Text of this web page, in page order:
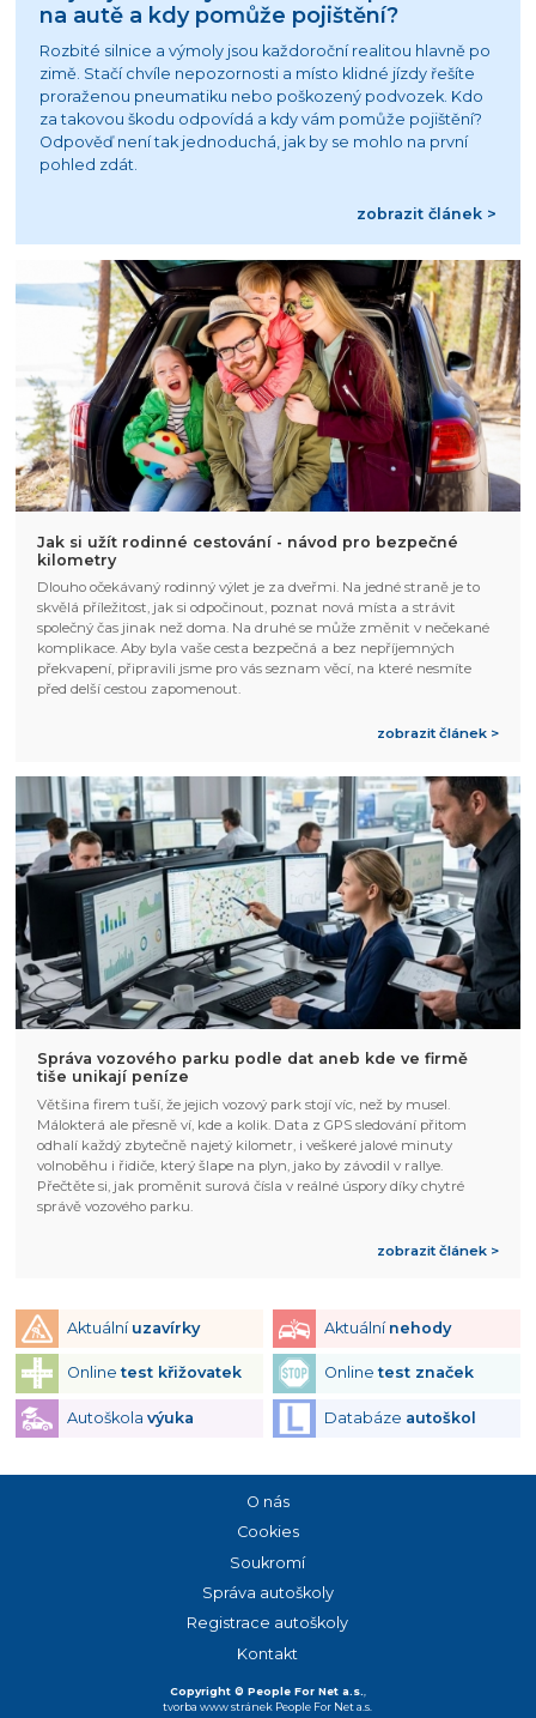
na autě a kdy pomůže pojištění?
Rozbité silnice a výmoly jsou každoroční realitou hlavně po
zimě. Stačí chvíle nepozornosti a místo klidné jízdy řešíte
proraženou pneumatiku nebo poškozený podvozek. Kdo
za takovou škodu odpovídá a kdy vám pomůže pojištění?
Odpověď není tak jednoduchá, jak by se mohlo na první
pohled zdát.
zobrazit článek >
Jak si užít rodinné cestování - návod pro bezpečné
kilometry
Dlouho očekávaný rodinný výlet je za dveřmi. Na jedné straně je to
skvělá příležitost, jak si odpočinout, poznat nová místa a strávit
společný čas jinak než doma. Na druhé se může změnit v nečekané
komplikace. Aby byla vaše cesta bezpečná a bez nepříjemných
překvapení, připravili jsme pro vás seznam věcí, na které nesmíte
před delší cestou zapomenout.
zobrazit článek >
Správa vozového parku podle dat aneb kde ve firmě
tiše unikají peníze
Většina firem tuší, že jejich vozový park stojí víc, než by musel.
Málokterá ale přesně ví, kde a kolik. Data z GPS sledování přitom
odhalí každý zbytečně najetý kilometr, i veškeré jalové minuty
volnoběhu i řidiče, který šlape na plyn, jako by závodil v rallye.
Přečtěte si, jak proměnit surová čísla v reálné úspory díky chytré
správě vozového parku.
zobrazit článek >
Aktuální uzavírky Aktuální nehody
Onlinetest křižovatek Onlinetest značek
Autoškola výuka Databáze autoškol
Copyright © People For Net a.s.
tvorba www stránek People For Net a.s.
O nás
Cookies
Soukromí
Správa autoškoly
Registrace autoškoly
Kontakt